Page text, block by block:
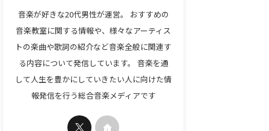
音楽が好きな20代男性が運営。 おすすめの
音楽教室に関する情報や、様々なアーティス
トの楽曲や歌詞の紹介など音楽全般に関連す
る内容について発信しています。 音楽を通
して人生を豊かにしていきたい人に向けた情
報発信を行う総合音楽メディアです